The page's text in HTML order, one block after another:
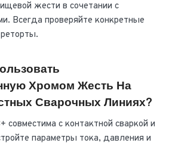
жести в сочетании с
Всегда проверяйте конкретные
Хромом Жесть На
Сварочных Линиях?
совместима с контактной сваркой и
параметры тока, давления и